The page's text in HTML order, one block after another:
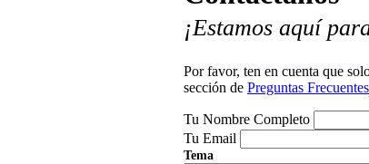
Gráficos en Movimiento¡Estamos aquí
Por favor, ten en cuenta que
sección de Preguntas Frecuentes
Tu Nombre Completo
Tu Email
Tema